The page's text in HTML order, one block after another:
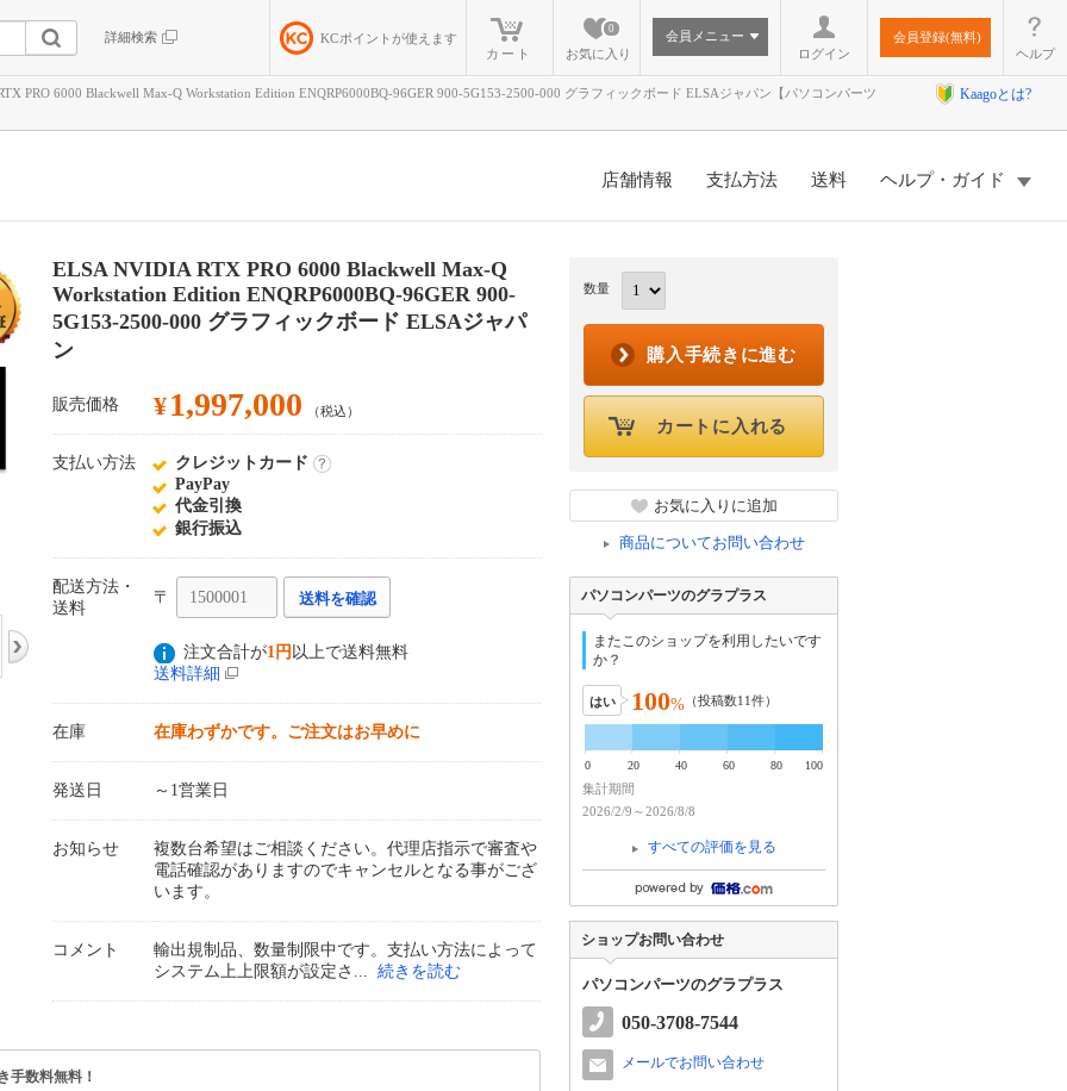
詳細検索 KCポイントが使えます
カート
お気に入り
0
会員メニュー
ログイン
会員登録(無料)
ヘルプ
PRO 6000 Blackwell Max-Q Workstation Edition ENQRP6000BQ-96GER 900-5G153-2500-000 グラフィックボード ELSAジャパン【パソコンパーツ Kaagoとは?
店舗情報 支払方法 送料 ヘルプ・ガイド
ELSA NVIDIA RTX PRO 6000 Blackwell Max-Q
Workstation Edition ENQRP6000BQ-96GER 900-
5G153-2500-000 グラフィックボード ELSAジャパ
ン
販売価格 ¥1,997,000 （税込）
支払い方法
クレジットカード
PayPay
代金引換
銀行振込
配送方法・
送料
〒 送料を確認
注文合計が1円 以上で送料無料
送料詳細
在庫 在庫わずかです。ご注文はお早めに
発送日 ～1営業日
お知らせ
複数台希望はご相談ください。代理店指示で審査や
電話確認がありますのでキャンセルとなる事がござ
います。
コメント
輸出規制品、数量制限中です。支払い方法によって
システム上上限額が設定さ
続きを読む
手数料無料！
数量
購入手続きに進む
カートに入れる
お気に入りに追加
商品についてお問い合わせ
パソコンパーツのグラプラス
またこのショップを利用したいです
か？
はい 100% （投稿数11件）
0 20 40 60 80 100
集計期間
2026/2/9～2026/8/8
すべての評価を見る
ショップお問い合わせ
パソコンパーツのグラプラス
050-3708-7544
メールでお問い合わせ